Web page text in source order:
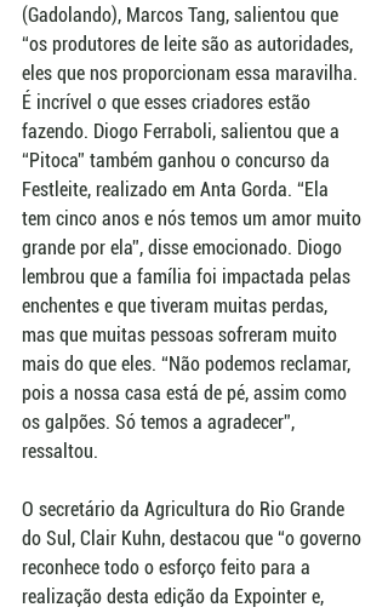
(Gadolando), Marcos Tang, salientou que
“os produtores de leite são as autoridades,
eles que nos proporcionam essa maravilha.
É incrível o que esses criadores estão
fazendo. Diogo Ferraboli, salientou que a
“Pitoca” também ganhou o concurso da
Festleite, realizado em Anta Gorda. “Ela
tem cinco anos e nós temos um amor muito
grande por ela”, disse emocionado. Diogo
lembrou que a família foi impactada pelas
enchentes e que tiveram muitas perdas,
mas que muitas pessoas sofreram muito
mais do que eles. “Não podemos reclamar,
pois a nossa casa está de pé, assim como
os galpões. Só temos a agradecer”,
ressaltou.
O secretário da Agricultura do Rio Grande
do Sul, Clair Kuhn, destacou que “o governo
reconhece todo o esforço feito para a
realização desta edição da Expointer e,